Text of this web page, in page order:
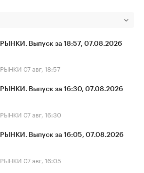
РЫНКИ. Выпуск за 18:57, 07.08.2026
РЫНКИ 07 авг, 18:57
РЫНКИ. Выпуск за 16:30, 07.08.2026
РЫНКИ 07 авг, 16:30
РЫНКИ. Выпуск за 16:05, 07.08.2026
РЫНКИ 07 авг, 16:05